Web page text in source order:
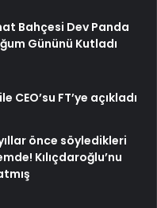
Bahçesi Dev Panda
Gününü Kutladı
FT’ye açıkladı
önce söyledikleri
Kılıçdaroğlu’nu